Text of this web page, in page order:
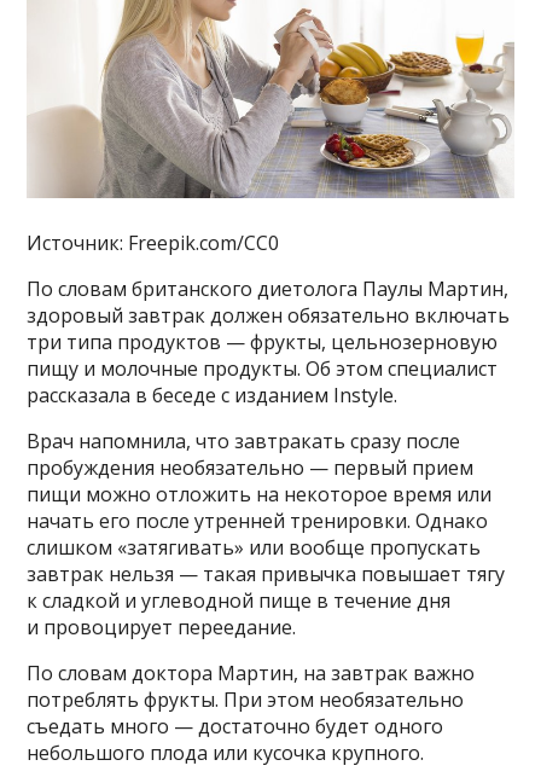
Источник: Freepik.com/CC0
По словам британского диетолога Паулы Мартин,
здоровый завтрак должен обязательно включать
три типа продуктов — фрукты, цельнозерновую
пищу и молочные продукты. Об этом специалист
рассказала в беседе с изданием Instyle.
Врач напомнила, что завтракать сразу после
пробуждения необязательно — первый прием
пищи можно отложить на некоторое время или
начать его после утренней тренировки. Однако
слишком «затягивать» или вообще пропускать
завтрак нельзя — такая привычка повышает тягу
к сладкой и углеводной пище в течение дня
и провоцирует переедание.
По словам доктора Мартин, на завтрак важно
потреблять фрукты. При этом необязательно
съедать много — достаточно будет одного
небольшого плода или кусочка крупного.